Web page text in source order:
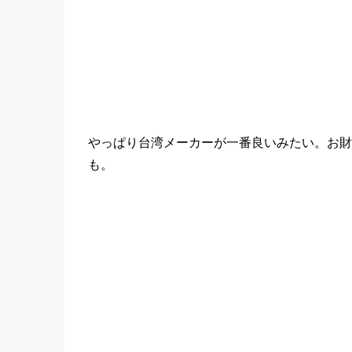
やっぱり台湾メーカーが一番良いみたい。お
も。